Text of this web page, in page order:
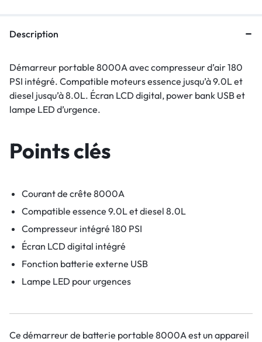
Description
Démarreur portable 8000A avec compresseur d’air 180
PSI intégré. Compatible moteurs essence jusqu’à 9.0L et
diesel jusqu’à 8.0L. Écran LCD digital, power bank USB et
lampe LED d’urgence.
Points clés
Courant de crête 8000A
Compatible essence 9.0L et diesel 8.0L
Compresseur intégré 180 PSI
Écran LCD digital intégré
Fonction batterie externe USB
Lampe LED pour urgences
Ce démarreur de batterie portable 8000A est un appareil